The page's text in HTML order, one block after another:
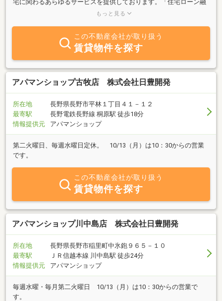
宅に関わるあらゆるサービスを提供しております。「住宅ローン融
資実績は2,000件以上」多くのお客様の住宅購入をお手伝いさせてい
携会社30社以上）。中古住宅購入とリフォームのご提案もしており
ます。不動産でお困りのことや物件購入後の家計の見直し、住宅ロ
ーンの相談など何でもご相談ください。現在お持ちの自宅・土地の
売却や住み替え、相続時の売却相談も承っております。
もっと見る
この不動産会社が取り扱う
賃貸物件を探す
アパマンショップ古牧店 株式会社日豊開発
所在地
長野県長野市平林１丁目４１－１２
最寄駅
長野電鉄長野線 桐原駅 徒歩18分
情報提供元
アパマンショップ
第二火曜日、毎週水曜日定休。 10/13（月）は10：30からの営業
です。
この不動産会社が取り扱う
賃貸物件を探す
アパマンショップ川中島店 株式会社日豊開発
所在地
長野県長野市稲里町中氷鉋９６５－１０
最寄駅
ＪＲ信越本線 川中島駅 徒歩24分
情報提供元
アパマンショップ
毎週水曜・毎月第二火曜日 10/13（月）は10：30からの営業で
す。